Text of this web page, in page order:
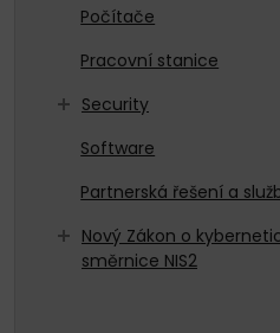
Počítače
Pracovní stanice
Security
Software
Partnerská řešení a
Nový Zákon o
směrnice NIS2